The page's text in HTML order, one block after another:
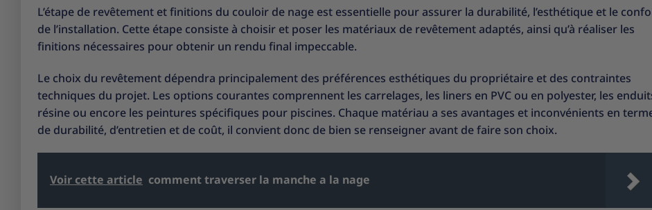
L’étape de revêtement et finitions du couloir de nage est essentielle pour assurer la durabilité, l’esthétique et le
de l’installation. Cette étape consiste à choisir et poser les matériaux de revêtement adaptés, ainsi qu’à réaliser les
finitions nécessaires pour obtenir un rendu final impeccable.
Le choix du revêtement dépendra principalement des préférences esthétiques du propriétaire et des contraintes
techniques du projet. Les options courantes comprennent les carrelages, les liners en PVC ou en polyester, les
résine ou encore les peintures spécifiques pour piscines. Chaque matériau a ses avantages et inconvénients en
de durabilité, d’entretien et de coût, il convient donc de bien se renseigner avant de faire son choix.
Voir cette article comment traverser la manche a la nage